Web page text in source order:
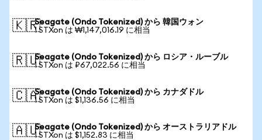
🇰🇷Seagate (Ondo Tokenized) から 韓国ウォン
1 STXon は ₩1,147,016.19 に相当
🇷🇺Seagate (Ondo Tokenized) から ロシア・ルーブル
1 STXon は ₽67,022.56 に相当
🇨🇦Seagate (Ondo Tokenized) から カナダドル
1 STXon は $1,136.56 に相当
🇦🇺Seagate (Ondo Tokenized) から オーストラリアドル
1 STXon は $1,152.83 に相当